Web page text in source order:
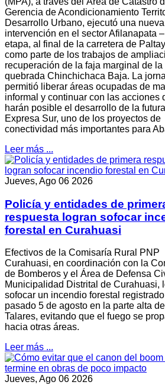
Gerencia de Acondicionamiento
Desarrollo Urbano, ejecutó una nueva
intervención en el sector Afilanapata
etapa, al final de la carretera de
como parte de los trabajos de
recuperación de la faja marginal de la
quebrada Chinchichaca Baja. La
permitió liberar áreas ocupadas de
informal y continuar con las acciones
harán posible el desarrollo de la
Expresa Sur, uno de los proyectos de
conectividad más importantes para
Leer más ...
Jueves, Ago 06 2026
Policía y entidades de
respuesta logran sofocar
forestal en Curahuasi
Efectivos de la Comisaría Rural PNP
Curahuasi, en coordinación con la
de Bomberos y el Área de Defensa
Municipalidad Distrital de Curahuasi,
sofocar un incendio forestal registrado
pasado 5 de agosto en la parte alta
Talares, evitando que el fuego se
hacia otras áreas.
Leer más ...
Jueves, Ago 06 2026